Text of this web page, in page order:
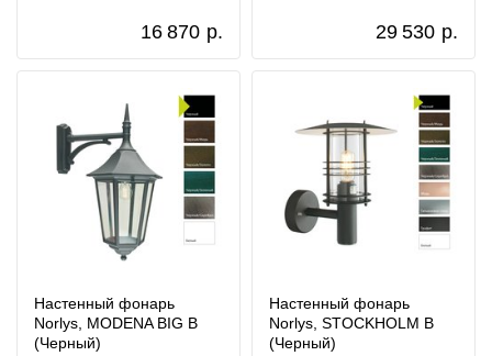
16 870 р. 29 530 р.
Настенный фонарь
Norlys, MODENA BIG B
(Черный)
Настенный фонарь
Norlys, STOCKHOLM B
(Черный)